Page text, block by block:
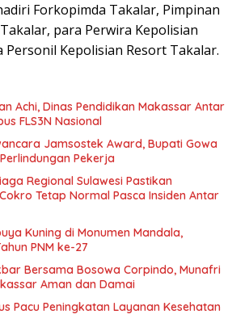
Forkopimda Takalar, Pimpinan
para Perwira Kepolisian
Personil Kepolisian Resort Takalar.
Achi, Dinas Pendidikan Makassar Antar
FLS3N Nasional
Jamsostek Award, Bupati Gowa
Pekerja
Regional Sulawesi Pastikan
Tetap Normal Pasca Insiden Antar
Kuning di Monumen Mandala,
PNM ke-27
Bersama Bosowa Corpindo, Munafri
Aman dan Damai
Pacu Peningkatan Layanan Kesehatan